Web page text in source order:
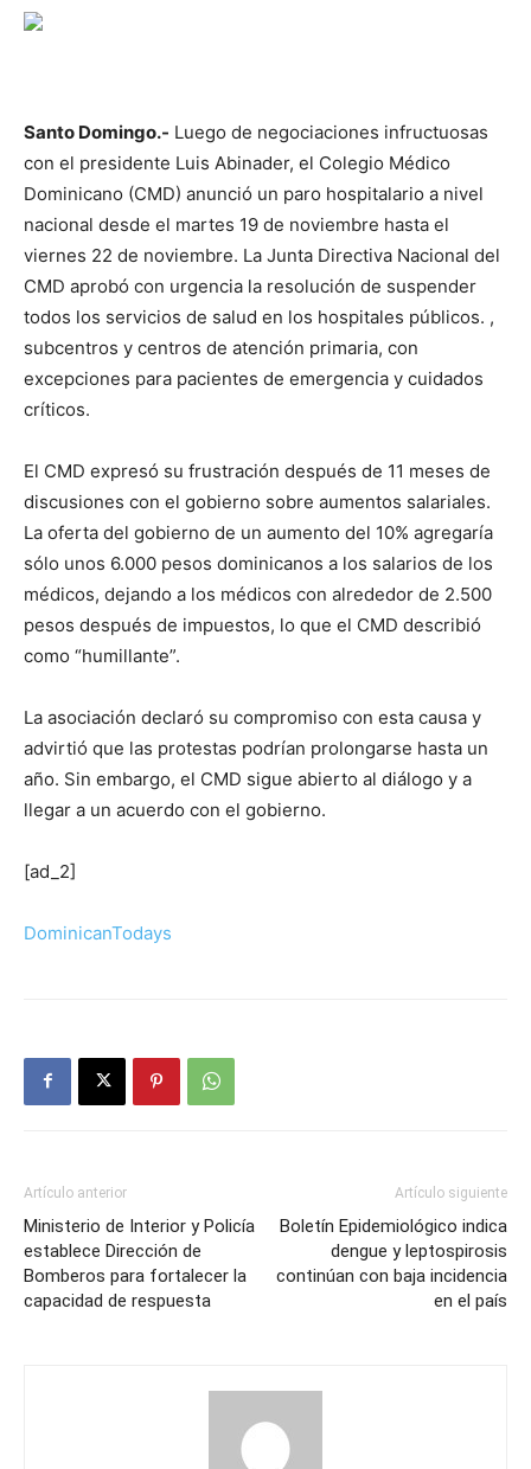
Santo Domingo.- Luego de negociaciones infructuosas
con el presidente Luis Abinader, el Colegio Médico
Dominicano (CMD) anunció un paro hospitalario a nivel
nacional desde el martes 19 de noviembre hasta el
viernes 22 de noviembre. La Junta Directiva Nacional del
CMD aprobó con urgencia la resolución de suspender
todos los servicios de salud en los hospitales públicos. ,
subcentros y centros de atención primaria, con
excepciones para pacientes de emergencia y cuidados
críticos.
El CMD expresó su frustración después de 11 meses de
discusiones con el gobierno sobre aumentos salariales.
La oferta del gobierno de un aumento del 10% agregaría
sólo unos 6.000 pesos dominicanos a los salarios de los
médicos, dejando a los médicos con alrededor de 2.500
pesos después de impuestos, lo que el CMD describió
como “humillante”.
La asociación declaró su compromiso con esta causa y
advirtió que las protestas podrían prolongarse hasta un
año. Sin embargo, el CMD sigue abierto al diálogo y a
llegar a un acuerdo con el gobierno.
[ad_2]
DominicanTodays
Artículo anterior
Ministerio de Interior y Policía
establece Dirección de
Bomberos para fortalecer la
capacidad de respuesta
Artículo siguiente
Boletín Epidemiológico indica
dengue y leptospirosis
continúan con baja incidencia
en el país